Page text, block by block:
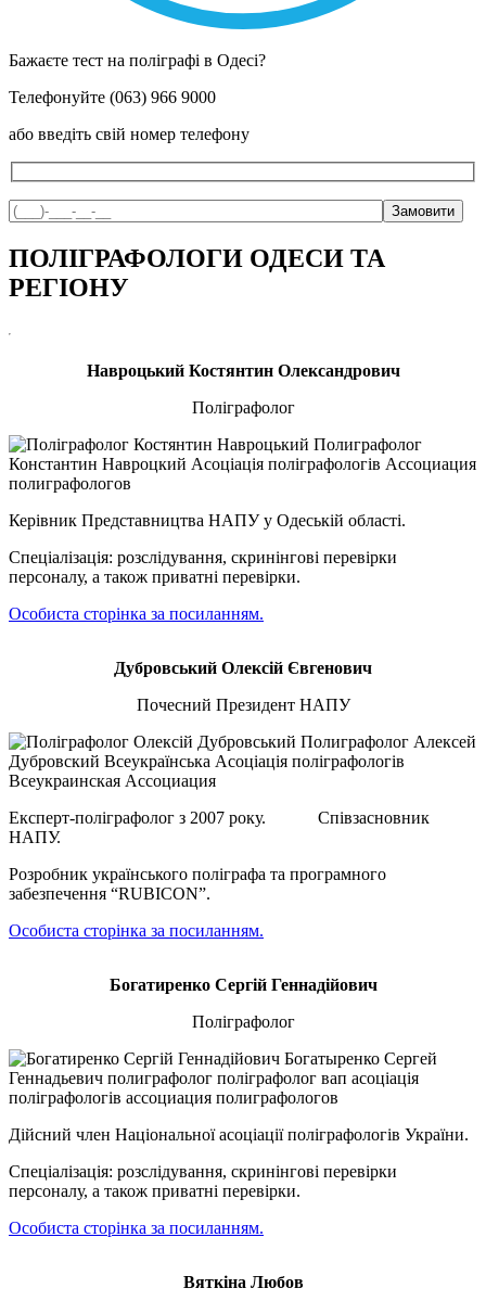
Бажаєте тест на поліграфі в Одесі?
Телефонуйте (063) 966 9000
або введіть свій номер телефону
ПОЛІГРАФОЛОГИ ОДЕСИ ТА
РЕГІОНУ
Навроцький Костянтин Олександрович
Поліграфолог
Керівник Представництва НАПУ у Одеській області.
Спеціалізація: розслідування, скринінгові перевірки
персоналу, а також приватні перевірки.
Особиста сторінка за посиланням.
Дубровський Олексій Євгенович
Почесний Президент НАПУ
Експерт-поліграфолог з 2007 року. Співзасновник
НАПУ.
Розробник українського поліграфа та програмного
забезпечення “RUBICON”.
Особиста сторінка за посиланням.
Богатиренко Сергій Геннадійович
Поліграфолог
Дійсний член Національної асоціації поліграфологів України.
Спеціалізація: розслідування, скринінгові перевірки
персоналу, а також приватні перевірки.
Особиста сторінка за посиланням.
Вяткіна Любов